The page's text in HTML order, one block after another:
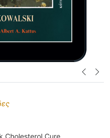
Cholesterol Cure